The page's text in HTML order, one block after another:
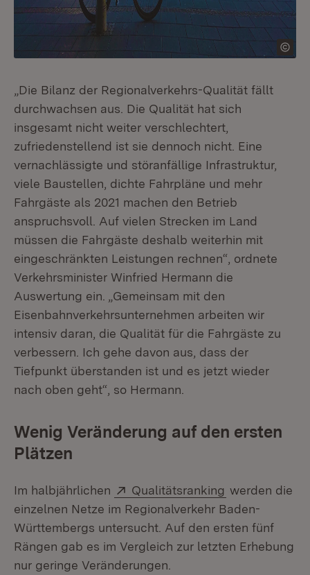
„Die Bilanz der Regionalverkehrs-Qualität fällt
durchwachsen aus. Die Qualität hat sich
insgesamt nicht weiter verschlechtert,
zufriedenstellend ist sie dennoch nicht. Eine
vernachlässigte und störanfällige Infrastruktur,
viele Baustellen, dichte Fahrpläne und mehr
Fahrgäste als 2021 machen den Betrieb
anspruchsvoll. Auf vielen Strecken im Land
müssen die Fahrgäste deshalb weiterhin mit
eingeschränkten Leistungen rechnen“, ordnete
Verkehrsminister Winfried Hermann die
Auswertung ein. „Gemeinsam mit den
Eisenbahnverkehrsunternehmen arbeiten wir
intensiv daran, die Qualität für die Fahrgäste zu
verbessern. Ich gehe davon aus, dass der
Tiefpunkt überstanden ist und es jetzt wieder
nach oben geht“, so Hermann.
Wenig Veränderung auf den ersten
Plätzen
Im halbjährlichen Extern:
Qualitätsranking (Öffnet in
werden die
einzelnen Netze im Regionalverkehr Baden-
Württembergs untersucht. Auf den ersten fünf
Rängen gab es im Vergleich zur letzten Erhebung
nur geringe Veränderungen.